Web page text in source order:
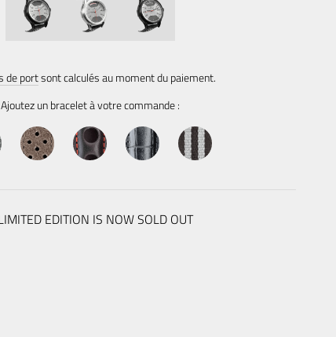
normal
de portsont calculés au moment du paiement.
Ajoutez un bracelet à votre commande :
EDITION IS NOW SOLD OUT